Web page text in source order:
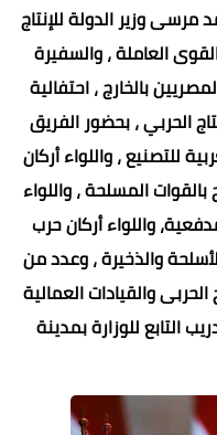
وزير الدولة للإنتاج
العاملة ، والسفيرة
بالخارج ، ‏احتفالية
الحربي بالعيد الـ67 للإنتاج الحربي ، بحضور الفريق
للتصنيع ، واللواء أركان
المسلحة ، واللواء
واللواء أركان حرب
والذخيرة ، وعدد من
الحربى والقيادات العمالية
التابع للوزارة بمدينة